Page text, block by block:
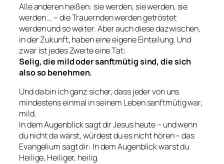
Alle anderen heißen: sie werden, sie werden, sie
werden … –die Trauernden werden getröstet
werdenund so weiter. Aber auch diese dazwischen,
in der Zukunft, haben eine eigene Einteilung. Und
zwar ist jedes Zweite eine Tat:
Selig, die mild oder sanftmütig sind, die sich
also so benehmen.
Und da bin ich ganz sicher, dass jeder von uns
mindestens einmal in seinem Leben sanftmütig war,
mild.
In dem Augenblick sagt dir Jesus heute – und wenn
du nicht da wärst, würdest du es nicht hören – das
Evangelium sagt dir: In dem Augenblick warst du
Heilige, Heiliger, heilig.